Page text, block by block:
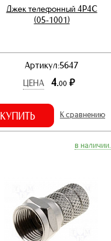
Джек телефонный 4P4C
(05-1001)
Артикул:5647
ЦЕНА
4.00 р.
КУПИТЬ К сравнению
в наличии.